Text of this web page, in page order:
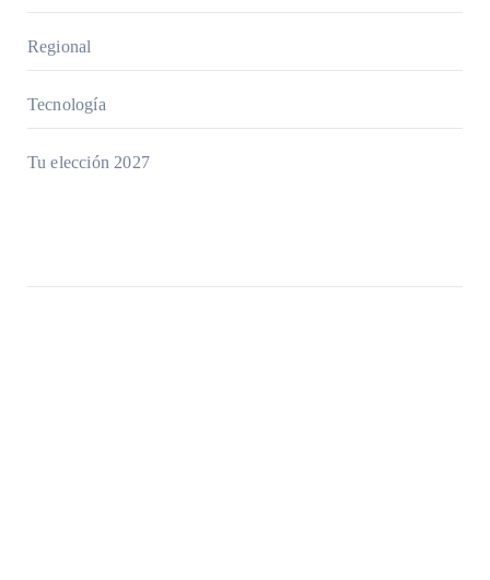
Regional
Tecnología
Tu elección 2027